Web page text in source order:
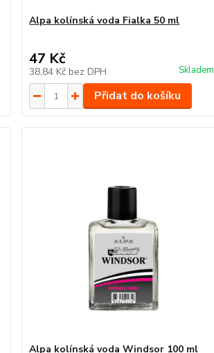
Alpa kolínská voda Fialka 50 ml
47 Kč
38,84 Kč bez DPH Skladem
Přidat do košíku
Alpa kolínská voda Windsor 100 ml